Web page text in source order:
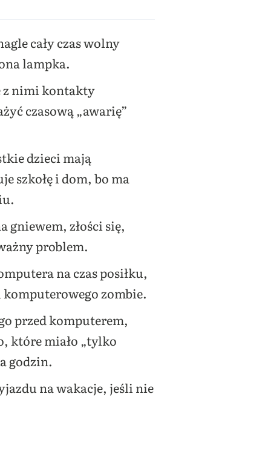
cały czas wolny
lampka.
z nimi kontakty
czasową „awarię”
dzieci mają
szkołę i dom, bo ma
gniewem, złości się,
problem.
na czas posiłku,
zombie.
przed komputerem,
które miało „tylko
godzin.
na wakacje, jeśli nie